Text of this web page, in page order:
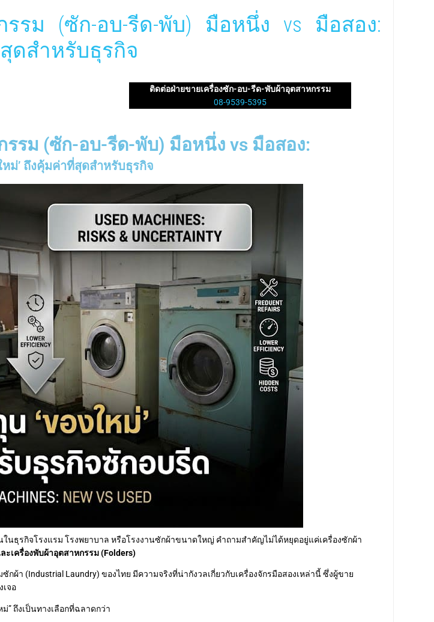
รรม (ซัก-อบ-รีด-พับ) มือหนึ่ง vs มือสอง:
ดสำหรับธุรกิจ
ติดต่อฝ่ายขายเครื่องซัก-อบ-รีด-พับผ้าอุตสาหกรรม
08-9539-5395
รรม (ซัก-อบ-รีด-พับ) มือหนึ่ง vs มือสอง:
ม่’ ถึงคุ้มค่าที่สุดสำหรับธุรกิจ
นธุรกิจโรงแรม โรงพยาบาล หรือโรงงานซักผ้าขนาดใหญ่ คำถามสำคัญไม่ได้หยุดอยู่แค่เครื่องซักผ้า
ะเครื่องพับผ้าอุตสาหกรรม (Folders)
กผ้า (Industrial Laundry) ของไทย มีความจริงที่น่ากังวลเกี่ยวกับเครื่องจักรมือสองเหล่านี้ ซึ่งผู้ขาย
จอ
” ถึงเป็นทางเลือกที่ฉลาดกว่า